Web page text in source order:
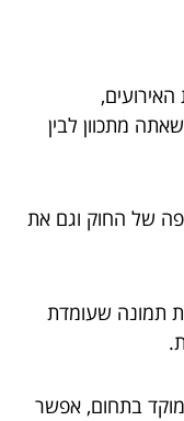
מתכוון לבין
של החוק וגם את
תמונה שעומדת
בתחום, אפשר